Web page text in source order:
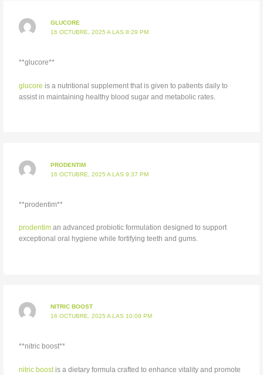
GLUCORE
16 OCTUBRE, 2025 A LAS 8:29 PM
**glucore**
glucore is a nutritional supplement that is given to patients daily to
assist in maintaining healthy blood sugar and metabolic rates.
PRODENTIM
16 OCTUBRE, 2025 A LAS 9:37 PM
**prodentim**
prodentiman advanced probiotic formulation designed to support
exceptional oral hygiene while fortifying teeth and gums.
NITRIC BOOST
16 OCTUBRE, 2025 A LAS 10:09 PM
**nitric boost**
nitric boostis a dietary formula crafted to enhance vitality and promote